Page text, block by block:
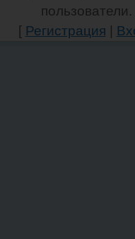
пользователи.
[ Регистрация